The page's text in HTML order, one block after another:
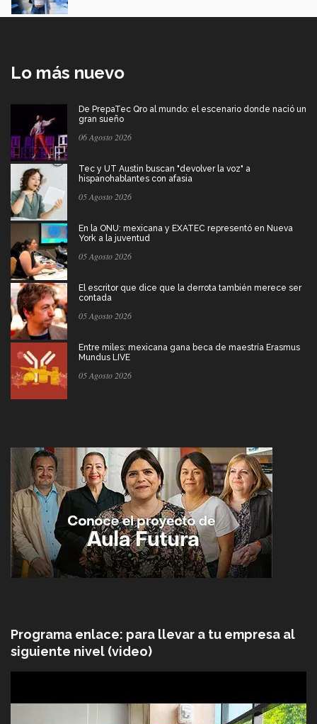
Lo más nuevo
De PrepaTec Qro al mundo: el escenario donde nació un
gran sueño
06 Agosto 2026
Tec y UT Austin buscan "devolver la voz" a
hispanohablantes con afasia
05 Agosto 2026
En la ONU: mexicana y EXATEC representó en Nueva
York a la juventud
05 Agosto 2026
El escritor que dice que la derrota también merece ser
contada
05 Agosto 2026
Entre miles: mexicana gana beca de maestría Erasmus
Mundus LIVE
05 Agosto 2026
Programa enlace: para llevar a tu empresa al
siguiente nivel (video)